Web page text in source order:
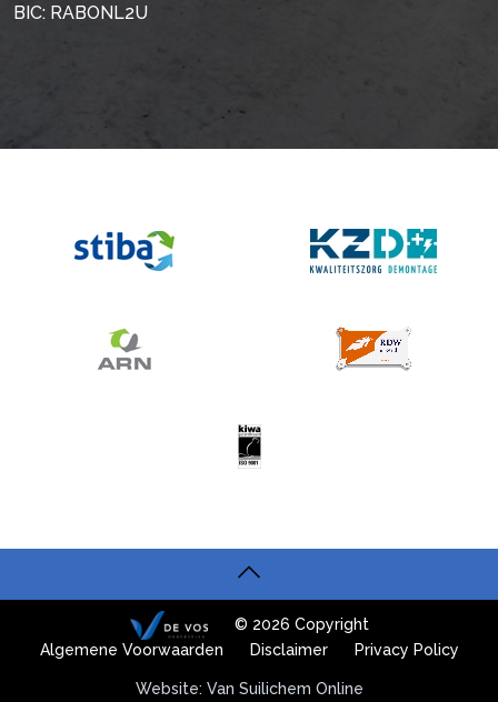
BIC: RABONL2U
© 2026 Copyright
Algemene Voorwaarden
Disclaimer Privacy Policy
Website: Van Suilichem Online